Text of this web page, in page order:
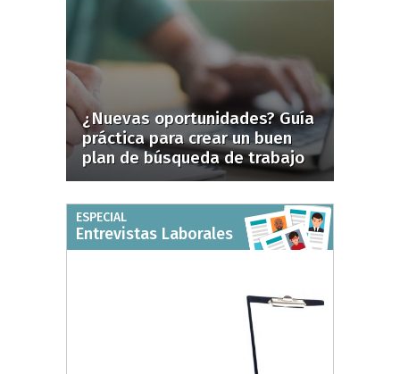
¿Nuevas oportunidades? Guía
práctica para crear un buen
plan de búsqueda de trabajo
ESPECIAL
Entrevistas Laborales